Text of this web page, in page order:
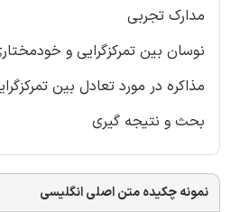
مدارک تجربی
نوسان بین تمرکزگرایی و
مذاکره در مورد تعادل بین
بحث و نتیجه گیری
نمونه چکیده متن اصلی انگلیسی